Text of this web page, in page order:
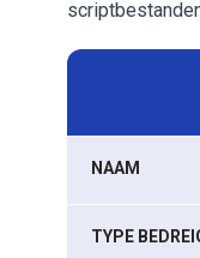
NAAM
TYPE